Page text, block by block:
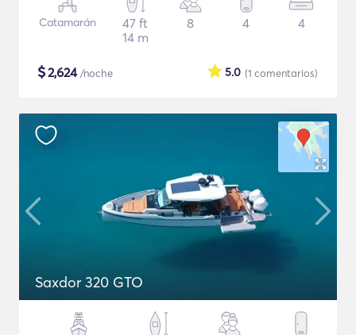
Catamarán
47 ft
14 m
8 4 4
$2,624/noche (1 comentarios)
5.0
Saxdor 320 GTO